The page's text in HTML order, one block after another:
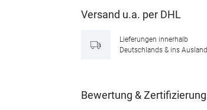
Versand u.a. per DHL
Lieferungen innerhalb
Deutschlands & ins Ausland
Bewertung & Zertifizierung